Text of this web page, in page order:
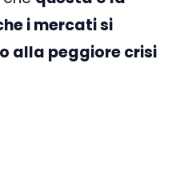
i mercati si
alla peggiore crisi